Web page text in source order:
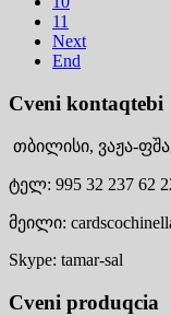
11
Next
End
Cveni kontaqtebi
თბილისი, ვაჟა-
ტელ: 995 32 237 62
მეილი:
Skype: tamar-sal
Cveni produqcia